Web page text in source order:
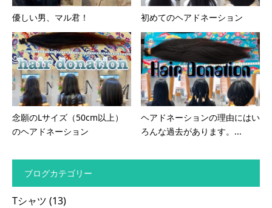
優しい男、マル君！ 初めてのヘアドネーション
念願のLサイズ（50cm以上）
のヘアドネーション
ヘアドネーションの理由にはい
ろんな過去があります。...
ブログカテゴリー
Tシャツ (13)